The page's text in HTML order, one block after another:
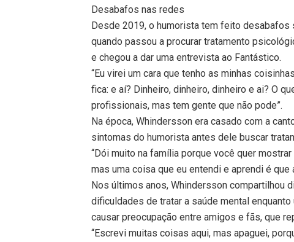
Desabafos nas redes
Desde 2019, o humorista tem feito
quando passou a procurar tratamento
e chegou a dar uma entrevista ao Fantástico.
“Eu virei um cara que tenho as minhas
fica: e aí? Dinheiro, dinheiro, dinheiro e ai? O
profissionais, mas tem gente que não pode”.
Na época, Whindersson era casado com a
sintomas do humorista antes dele buscar
“Dói muito na família porque você quer
mas uma coisa que eu entendi e aprendi é que
Nos últimos anos, Whindersson compartilhou
dificuldades de tratar a saúde mental
causar preocupação entre amigos e fãs, que
“Escrevi muitas coisas aqui, mas apaguei,